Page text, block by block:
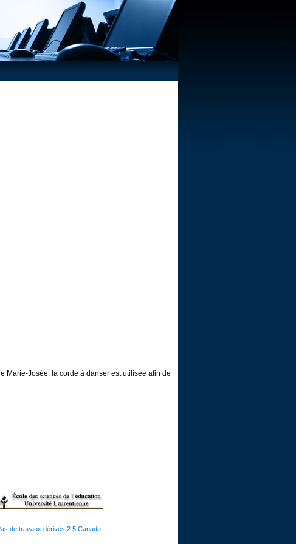
Marie-Josée, la corde à danser est utilisée afin de
de travaux dérivés 2.5 Canada